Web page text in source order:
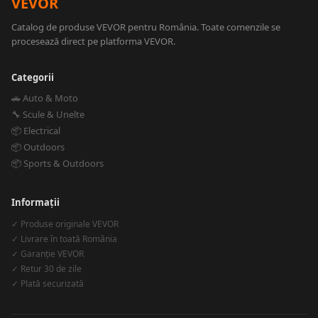
Catalog de produse VEVOR pentru România. Toate comenzile se
procesează direct pe platforma VEVOR.
Categorii
🚗 Auto & Moto
🔧 Scule & Unelte
📦 Electrical
📦 Outdoors
📦 Sports & Outdoors
Informații
✓ Produse originale VEVOR
✓ Livrare în toată România
✓ Garanție VEVOR
✓ Retur 30 de zile
✓ Plată securizată